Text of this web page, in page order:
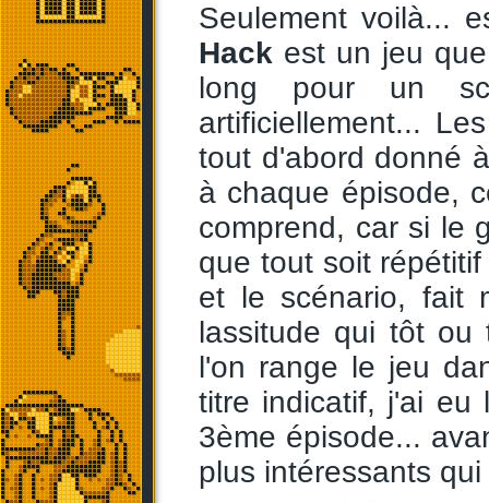
Seulement voilà...
Hack est un jeu
long pour un
artificiellement...
tout d'abord donné à
à chaque épisode,
comprend, car si le
que tout soit
et le scénario, fait
lassitude qui tôt ou
l'on range le jeu
titre indicatif, j'ai eu
3ème épisode...
plus intéressants